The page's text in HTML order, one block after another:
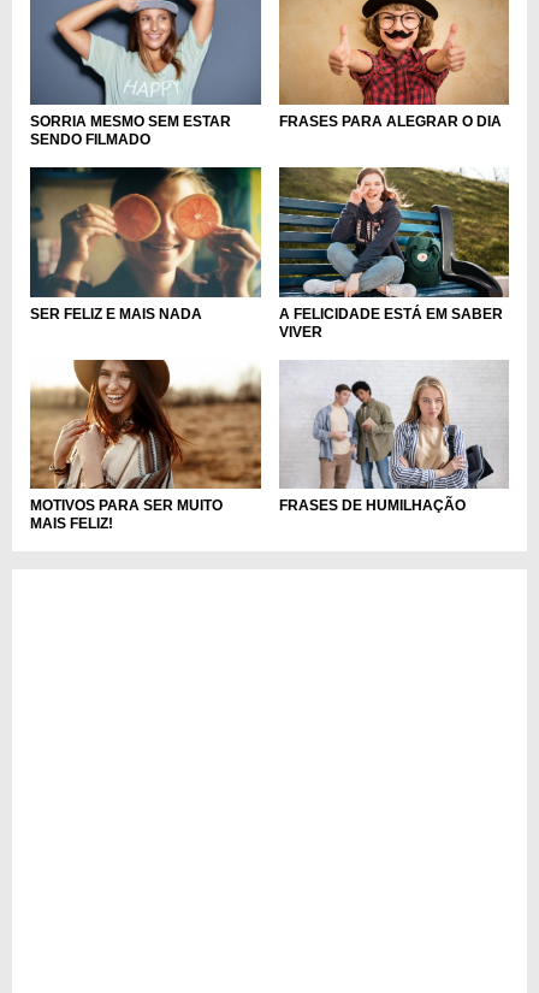
SORRIA MESMO SEM ESTAR
SENDO FILMADO
FRASES PARA ALEGRAR O DIA
SER FELIZ E MAIS NADA
A FELICIDADE ESTÁ EM SABER
VIVER
MOTIVOS PARA SER MUITO
MAIS FELIZ!
FRASES DE HUMILHAÇÃO